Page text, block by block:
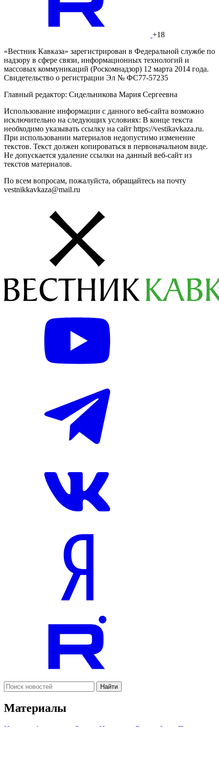
+18
«Вестник Кавказа» зарегистрирован в Федеральной службе по
надзору в сфере связи, информационных технологий и
массовых коммуникаций (Роскомнадзор) 12 марта 2014 года.
Свидетельство о регистрации Эл № ФС77-57235
Главный редактор: Сидельникова Мария Сергеевна
Использование информации с данного веб-сайта возможно
исключительно на следующих условиях: В конце текста
необходимо указывать ссылку на сайт https://vestikavkaza.ru.
При использовании материалов недопустимо изменение
текстов. Текст должен копироваться в первоначальном виде.
Не допускается удаление ссылки на данный веб-сайт из
текстов материалов.
По всем вопросам, пожалуйста, обращайтесь на почту
vestnikkavkaza@mail.ru
Найти
Материалы
Новости Аналитика Статьи Интервью Видео Фото Подкасты